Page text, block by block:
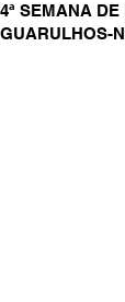
4ª SEMANA
GUARULHOS-